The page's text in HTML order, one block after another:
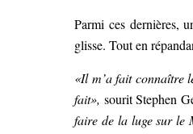
Parmi ces dernières,
glisse. Tout en
«Il m’a fait connaître
fait», sourit Stephen
faire de la luge sur le